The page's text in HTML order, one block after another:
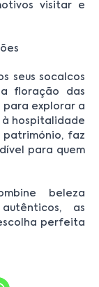
visitar e
seus socalcos
floração das
para explorar a
à hospitalidade
património, faz
para quem
beleza
as
perfeita